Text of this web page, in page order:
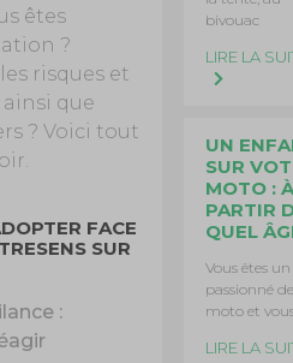
êtes
?
risques et
que
? Voici tout
FACE
SUR
:
bivouac
LIRE LA
UN
SUR
MOTO : À
PARTIR
QUEL
Vous êtes un
passionné de
moto et
LIRE LA